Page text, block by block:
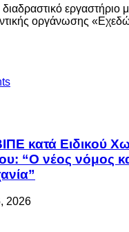
εργαστήριο
οργάνωσης
κατά Ειδικού
“Ο νέος νόμος
2026